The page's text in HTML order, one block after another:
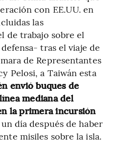
con EE.UU. en
las
de trabajo sobre el
tras el viaje de
de Representantes
Pelosi, a Taiwán esta
envió buques de
mediana del
la primera incursión
un día después de haber
misiles sobre la isla.